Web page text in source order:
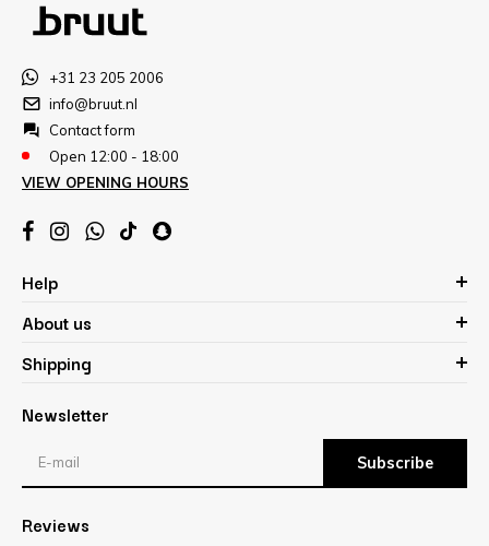
+31 23 205 2006
info@bruut.nl
Contact form
Open 12:00 - 18:00
VIEW OPENING HOURS
Help
About us
Shipping
Newsletter
Subscribe
Reviews